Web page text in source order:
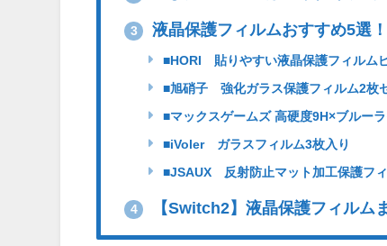
3 液晶保護フィルムおすすめ5選！
■HORI 貼りやすい液晶保護フィルム
■旭硝子 強化ガラス保護フィルム2枚
■マックスゲームズ 高硬度9H×ブルー
■iVoler ガラスフィルム3枚入り
■JSAUX 反射防止マット加工保護フ
4 【Switch2】液晶保護フィルム